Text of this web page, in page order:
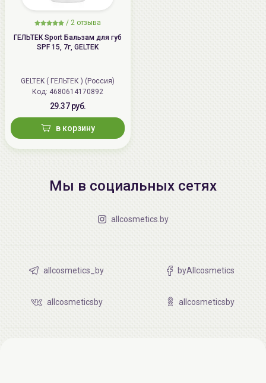
/ 2 отзыва
ГЕЛЬТЕК Sport Бальзам для губ
SPF 15, 7г, GELTEK
GELTEK ( ГЕЛЬТЕК ) (Россия)
Код: 4680614170892
29.37 руб.
в корзину
Мы в социальных сетях
allcosmetics.by
allcosmetics_by byAllcosmetics
allcosmeticsby allcosmeticsby